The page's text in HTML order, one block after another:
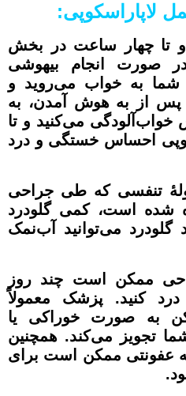
لاپاراسکوپی:
تا چهار ساعت در بخش
صورت انجام بیهوشی
به خواب می‌روید و
از به هوش آمدن، به
می‌کنید و تا
احساس خستگی و درد
تنفسی که طی جراحی
شده است، کمی گلودرد
گلودرد می‌توانید آب‌نمک
ممکن است چند روز
کنید. پزشک معمولاً
به صورت خوراکی یا
تجویز می‌کند. همچنین
عفونتی ممکن است برای